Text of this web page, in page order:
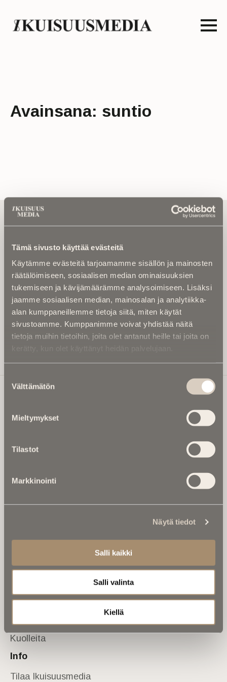
Tämä sivusto käyttää evästeitä
Käytämme evästeitä tarjoamamme sisällön ja mainosten
räätälöimiseen, sosiaalisen median ominaisuuksien
tukemiseen ja kävijämäärämme analysoimiseen. Lisäksi
jaamme sosiaalisen median, mainosalan ja analytiikka-
alan kumppaneillemme tietoja siitä, miten käytät
sivustoamme. Kumppanimme voivat yhdistää näitä
tietoja muihin tietoihin, joita olet antanut heille tai joita on
kerätty, kun olet käyttänyt heidän palvelujaan.
valinta
Välttämätön
Mieltymykset
Tilastot
Markkinointi
Näytä tiedot
Salli kaikki
Salli valinta
Kiellä
Avainsana: suntio
Tilaa uutiskirje - Pääset heti parhaiden
artikkelien pariin!
Kirjoita alle sähköpostiosoitteesi niin saat kaksi kertaa
etteivät kiinnostavat artikkelit jää huomaamatta.
Uutiskirje on maksuton eikä se velvoita mihinkään.
Kirjoita tähän sähköpostiosoite, johon haluat uutiskirjeen
tulevan:
Tilaa Uutiskirje
Ikuisuusmedia
valtakunnallinen mediabrändi. Julkaisemme uusimmat
kuolinuutiset ja kuolintiedot.
Anna palautetta
Muistokirjoituksia
Kuolema koskettaa
Asiantuntijoilta
Kuolleita
Info
Tilaa Ikuisuusmedia